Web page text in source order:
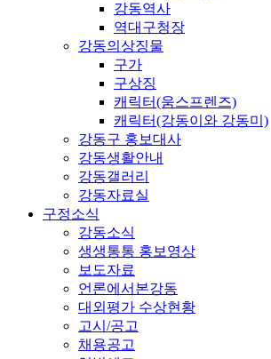
강동역사
역대구청장
강동의상징물
구가
구상징
캐릭터(움스프렌즈)
캐릭터(강동이와 강동미)
강동구 홍보대사
강동생활안내
강동갤러리
강동자료실
구정소식
강동소식
생생통통 홍보영상
보도자료
언론에서본강동
대외평가 수상현황
고시/공고
채용공고